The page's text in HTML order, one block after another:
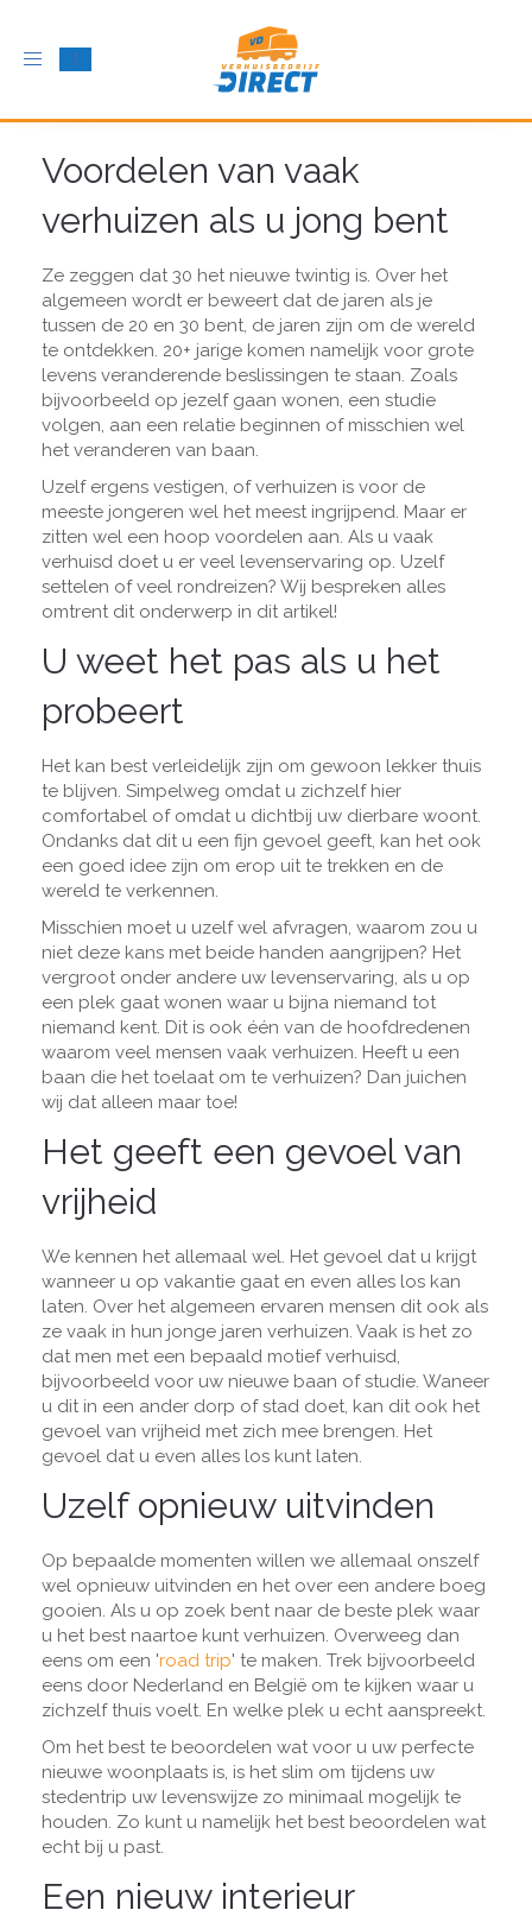
Schakel
Voordelen van vaak
verhuizen als u jong bent
Ze zeggen dat 30 het nieuwe twintig is. Over het
algemeen wordt er beweert dat de jaren als je
tussen de 20 en 30 bent, de jaren zijn om de wereld
te ontdekken. 20+ jarige komen namelijk voor grote
levens veranderende beslissingen te staan. Zoals
bijvoorbeeld op jezelf gaan wonen, een studie
volgen, aan een relatie beginnen of misschien wel
het veranderen van baan.
Uzelf ergens vestigen, of verhuizen is voor de
meeste jongeren wel het meest ingrijpend. Maar er
zitten wel een hoop voordelen aan. Als u vaak
verhuisd doet u er veel levenservaring op. Uzelf
settelen of veel rondreizen? Wij bespreken alles
omtrent dit onderwerp in dit artikel!
U weet het pas als u het
probeert
Het kan best verleidelijk zijn om gewoon lekker thuis
te blijven. Simpelweg omdat u zichzelf hier
comfortabel of omdat u dichtbij uw dierbare woont.
Ondanks dat dit u een fijn gevoel geeft, kan het ook
een goed idee zijn om erop uit te trekken en de
wereld te verkennen.
Misschien moet u uzelf wel afvragen, waarom zou u
niet deze kans met beide handen aangrijpen? Het
vergroot onder andere uw levenservaring, als u op
een plek gaat wonen waar u bijna niemand tot
niemand kent. Dit is ook één van de hoofdredenen
waarom veel mensen vaak verhuizen. Heeft u een
baan die het toelaat om te verhuizen? Dan juichen
wij dat alleen maar toe!
Het geeft een gevoel van
vrijheid
We kennen het allemaal wel. Het gevoel dat u krijgt
wanneer u op vakantie gaat en even alles los kan
laten. Over het algemeen ervaren mensen dit ook als
ze vaak in hun jonge jaren verhuizen. Vaak is het zo
dat men met een bepaald motief verhuisd,
bijvoorbeeld voor uw nieuwe baan of studie. Waneer
u dit in een ander dorp of stad doet, kan dit ook het
gevoel van vrijheid met zich mee brengen. Het
gevoel dat u even alles los kunt laten.
Uzelf opnieuw uitvinden
Op bepaalde momenten willen we allemaal onszelf
wel opnieuw uitvinden en het over een andere boeg
gooien. Als u op zoek bent naar de beste plek waar
u het best naartoe kunt verhuizen. Overweeg dan
eens om een 'road trip' te maken. Trek bijvoorbeeld
eens door Nederland en België om te kijken waar u
zichzelf thuis voelt. En welke plek u echt aanspreekt.
Om het best te beoordelen wat voor u uw perfecte
nieuwe woonplaats is, is het slim om tijdens uw
stedentrip uw levenswijze zo minimaal mogelijk te
houden. Zo kunt u namelijk het best beoordelen wat
echt bij u past.
Een nieuw interieur